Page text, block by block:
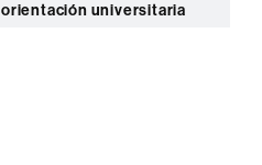
orientación universitaria